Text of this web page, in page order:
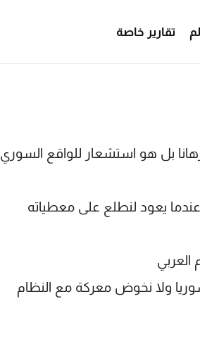
تقارير خاصة
بل هو استشعار للواقع السوري
يعود لنطلع على معطياته
العربي
ولا نخوض معركة مع النظام